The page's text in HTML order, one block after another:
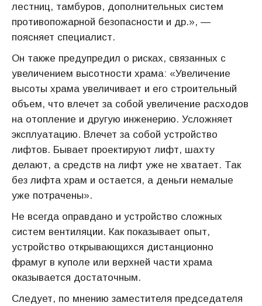
лестниц, тамбуров, дополнительных систем
противопожарной безопасности и др.», —
поясняет специалист.
Он также предупредил о рисках, связанных с
увеличением высотности храма: «Увеличение
высоты храма увеличивает и его строительный
объем, что влечет за собой увеличение расходов
на отопление и другую инженерию. Усложняет
эксплуатацию. Влечет за собой устройство
лифтов. Бывает проектируют лифт, шахту
делают, а средств на лифт уже не хватает. Так
без лифта храм и остается, а деньги немалые
уже потрачены».
Не всегда оправдано и устройство сложных
систем вентиляции. Как показывает опыт,
устройство открывающихся дистанционно
фрамуг в куполе или верхней части храма
оказывается достаточным.
Следует, по мнению заместителя председателя